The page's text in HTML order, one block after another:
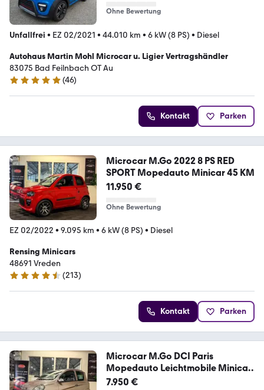
Ohne Bewertung
Unfallfrei • EZ 02/2021 • 44.010 km • 6 kW (8 PS) • Diesel
Autohaus Martin Mohl Microcar u. Ligier Vertragshändler
83075 Bad Feilnbach OT Au
5 Sterne
(46)
Kontakt Parken
Microcar M.Go 2022 8 PS RED
SPORT Mopedauto Minicar 45 KM
11.950 €
Ohne Bewertung
EZ 02/2022 • 9.095 km • 6 kW (8 PS) • Diesel
Rensing Minicars
48691 Vreden
4.7 Sterne
(213)
Kontakt Parken
Microcar M.Go DCI Paris
Mopedauto Leichtmobile Minicar
45
7.950 €